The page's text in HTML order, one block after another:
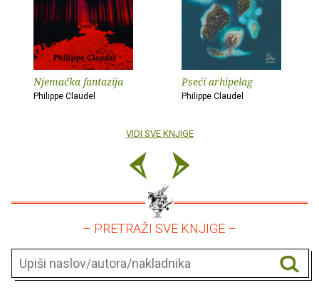
Njemačka fantazija
Philippe Claudel
Pseći arhipelag
Philippe Claudel
VIDI SVE KNJIGE
– PRETRAŽI SVE KNJIGE –